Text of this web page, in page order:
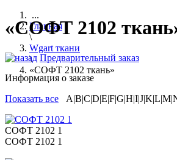
...
Главная
\
Wgart ткани
\
«СОФТ 2102 ткань»
«СОФТ 2102
Предварительный заказ
Информация о заказе
Показать все
СОФТ 2102 1
СОФТ 2102 1